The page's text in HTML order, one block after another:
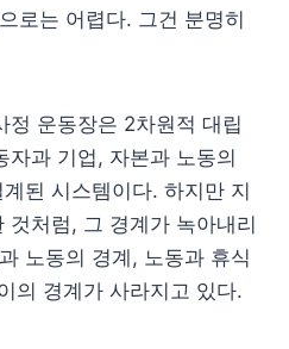
로는 어렵다. 그건 분명히
정 운동장은 2차원적 대립
자과 기업, 자본과 노동의
된 시스템이다. 하지만 지
것처럼, 그 경계가 녹아내리
노동의 경계, 노동과 휴식
의 경계가 사라지고 있다.